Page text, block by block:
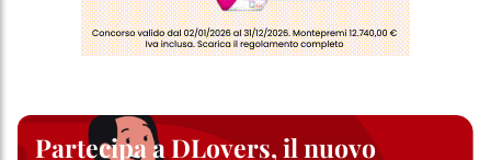
Partecipa a DLovers, il nuovo